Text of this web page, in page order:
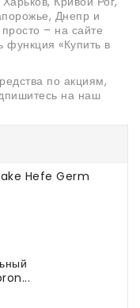
Днепр и
– на сайте
функция «Купить в
по акциям,
на наш
Hefe Germ